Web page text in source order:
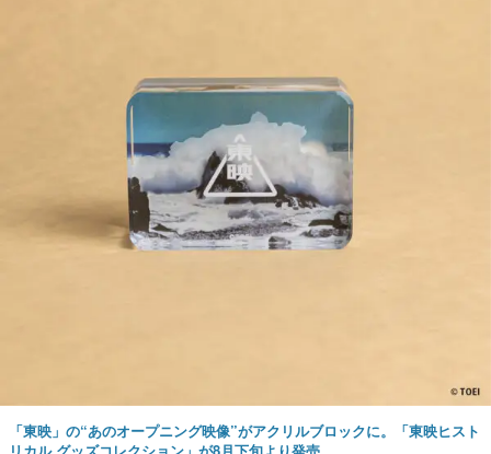
「東映」の“あのオープニング映像”がアクリルブロックに。「東映ヒスト